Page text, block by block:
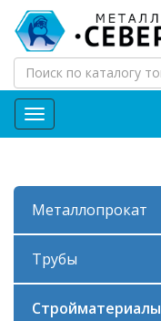
МЕНЮ
Металлопрокат
Трубы
Стройматериалы